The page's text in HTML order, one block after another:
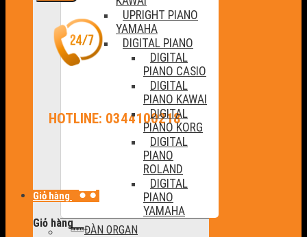
HOTLINE: 0344100218
Giỏ hàng
Giỏ hàng
UPRIGHT PIANO
YAMAHA
DIGITAL PIANO
DIGITAL
PIANO CASIO
DIGITAL
PIANO KAWAI
DIGITAL
PIANO KORG
DIGITAL
PIANO
ROLAND
DIGITAL
PIANO
YAMAHA
ĐÀN ORGAN